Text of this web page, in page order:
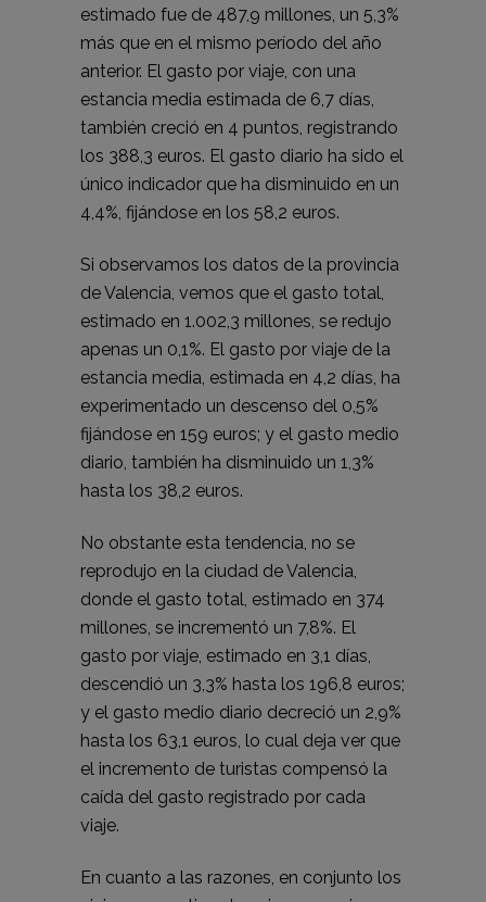
estimado fue de 487,9 millones, un 5,3%
más que en el mismo período del año
anterior. El gasto por viaje, con una
estancia media estimada de 6,7 días,
también creció en 4 puntos, registrando
los 388,3 euros. El gasto diario ha sido el
único indicador que ha disminuido en un
4,4%, fijándose en los 58,2 euros.
Si observamos los datos de la provincia
de Valencia, vemos que el gasto total,
estimado en 1.002,3 millones, se redujo
apenas un 0,1%. El gasto por viaje de la
estancia media, estimada en 4,2 días, ha
experimentado un descenso del 0,5%
fijándose en 159 euros; y el gasto medio
diario, también ha disminuido un 1,3%
hasta los 38,2 euros.
No obstante esta tendencia, no se
reprodujo en la ciudad de Valencia,
donde el gasto total, estimado en 374
millones, se incrementó un 7,8%. El
gasto por viaje, estimado en 3,1 días,
descendió un 3,3% hasta los 196,8 euros;
y el gasto medio diario decreció un 2,9%
hasta los 63,1 euros, lo cual deja ver que
el incremento de turistas compensó la
caída del gasto registrado por cada
viaje.
En cuanto a las razones, en conjunto los